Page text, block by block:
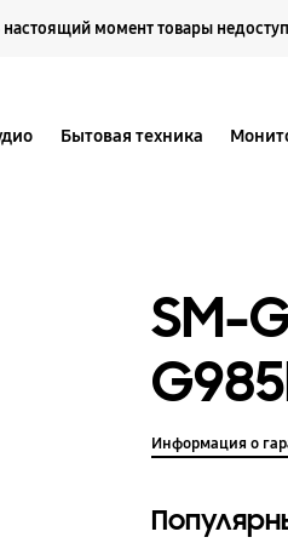
настоящий момент товары
Бытовая техника
SM-
Информация о